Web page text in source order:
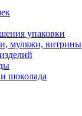
упаковки
муляжи, витрины
шоколада